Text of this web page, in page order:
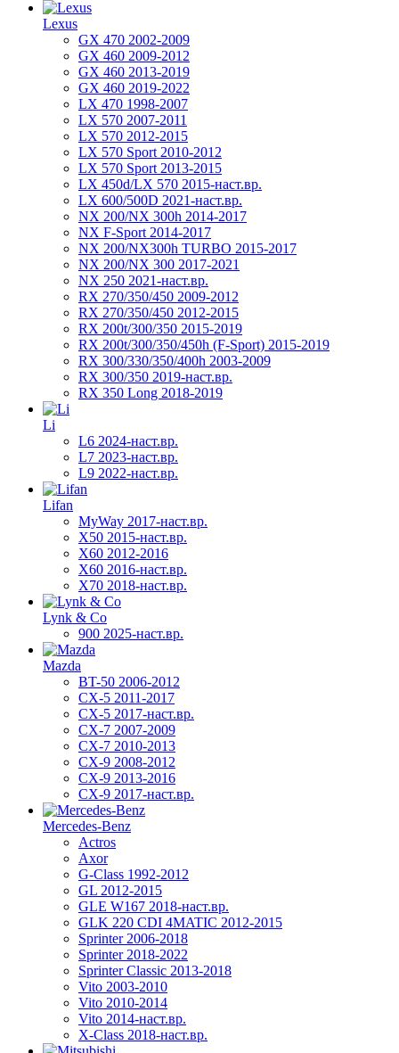
Lexus
GX 470 2002-2009
GX 460 2009-2012
GX 460 2013-2019
GX 460 2019-2022
LX 470 1998-2007
LX 570 2007-2011
LX 570 2012-2015
LX 570 Sport 2010-2012
LX 570 Sport 2013-2015
LX 450d/LX 570 2015-наст.вр.
LX 600/500D 2021-наст.вр.
NX 200/NX 300h 2014-2017
NX F-Sport 2014-2017
NX 200/NX300h TURBO 2015-2017
NX 200/NX 300 2017-2021
NX 250 2021-наст.вр.
RX 270/350/450 2009-2012
RX 270/350/450 2012-2015
RX 200t/300/350 2015-2019
RX 200t/300/350/450h (F-Sport) 2015-2019
RX 300/330/350/400h 2003-2009
RX 300/350 2019-наст.вр.
RX 350 Long 2018-2019
Li
L6 2024-наст.вр.
L7 2023-наст.вр.
L9 2022-наст.вр.
Lifan
MyWay 2017-наст.вр.
X50 2015-наст.вр.
X60 2012-2016
X60 2016-наст.вр.
X70 2018-наст.вр.
Lynk & Co
900 2025-наст.вр.
Mazda
BT-50 2006-2012
CX-5 2011-2017
CX-5 2017-наст.вр.
CX-7 2007-2009
CX-7 2010-2013
CX-9 2008-2012
CX-9 2013-2016
CX-9 2017-наст.вр.
Mercedes-Benz
Actros
Axor
G-Class 1992-2012
GL 2012-2015
GLE W167 2018-наст.вр.
GLK 220 CDI 4MATIC 2012-2015
Sprinter 2006-2018
Sprinter 2018-2022
Sprinter Classic 2013-2018
Vito 2003-2010
Vito 2010-2014
Vito 2014-наст.вр.
X-Class 2018-наст.вр.